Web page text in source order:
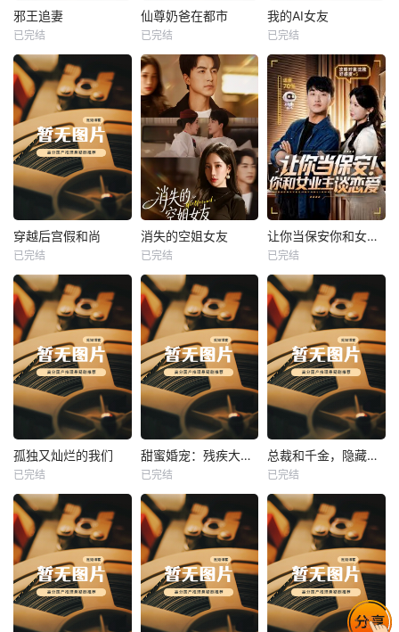
热播
邪王追妻
未知
邪王追妻
已完结
热播
未知
仙尊奶爸在都市
已完结
热播
我的AI女友
未知
我的AI女友
已完结
热播
未知
穿越后宫假和尚
已完结
热播
未知
消失的空姐女友
已完结
热播
未知
让你当保安你和女业主谈恋爱
已完结
热播
未知
孤独又灿烂的我们
已完结
热播
未知
甜蜜婚宠：残疾大佬夜夜撩
已完结
热播
未知
总裁和千金，隐藏身份闪婚了
已完结